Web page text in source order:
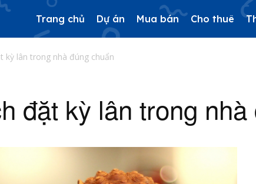
Trang chủ Dự án Mua bán Cho thuê
kỳ lân trong nhà đúng chuẩn
đặt kỳ lân trong